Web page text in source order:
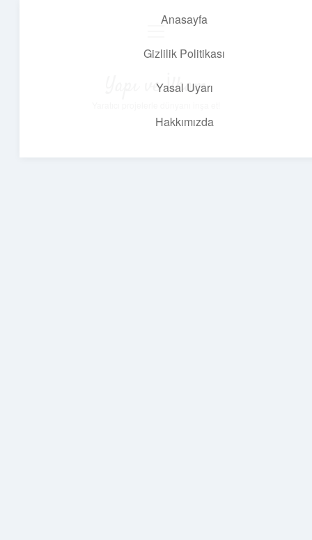
Anasayfa
Gizlilik Politikası
Yasal Uyarı
Hakkımızda
Yapı ve İlham